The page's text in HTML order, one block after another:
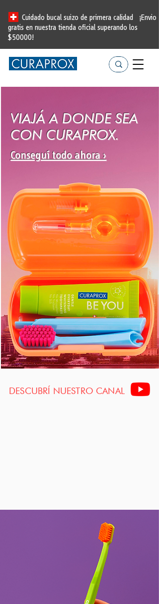
Cuidado bucal suizo de primera calidad ¡Envio
gratis en nuestra tienda oficial superando los
$50000!
Conseguí todo ahora ›
VIAJÁ A DONDE SEA
CON CURAPROX.
DESCUBRÍ NUESTRO CANAL